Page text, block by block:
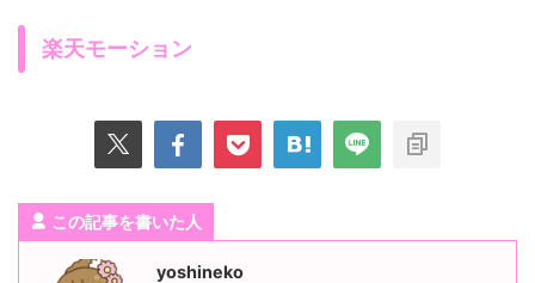
楽天モーション
この記事を書いた人
yoshineko